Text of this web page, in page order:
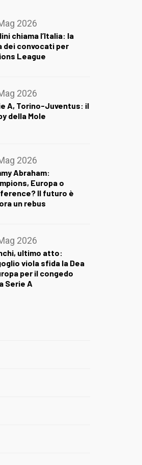
2026
chiama l’Italia: la
dei convocati per
League
2026
A, Torino-Juventus: il
della Mole
2026
Abraham:
Europa o
Il futuro è
un rebus
2026
ultimo atto:
viola sfida la Dea
per il congedo
Serie A